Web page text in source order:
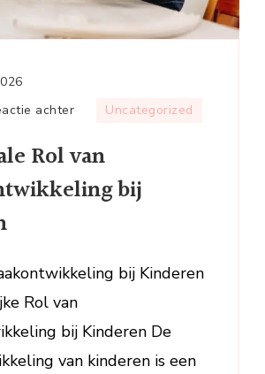
achterop
Cruciale
Rol
van
Kinderen
Uncategorized
Rol van
bij
bij Kinderen
Rol van
bij Kinderen De
van kinderen is een